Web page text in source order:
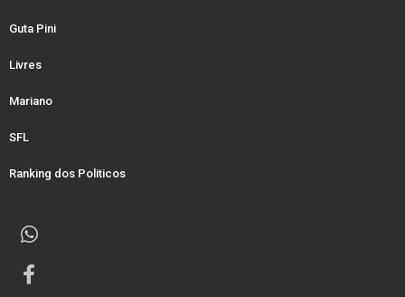
Guta Pini
Livres
Mariano
SFL
Ranking dos Politicos